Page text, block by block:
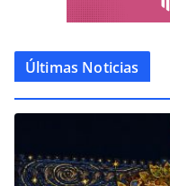
Últimas Noticias